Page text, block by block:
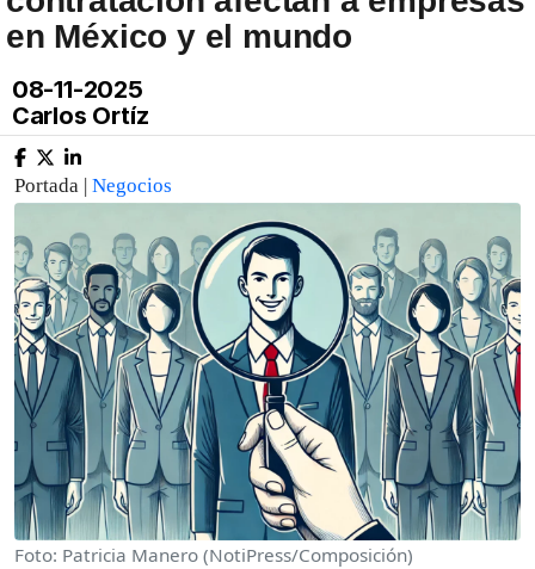
en México y el mundo
08-11-2025
Carlos Ortíz
Portada | Negocios
Foto: Patricia Manero (NotiPress/Composición)